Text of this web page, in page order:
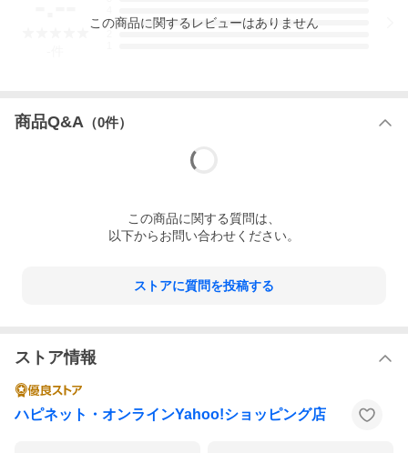
3
この商品に関するレビューはありません
商品Q&A （0件）
この商品に関する質問は、
以下からお問い合わせください。
ストアに質問を投稿する
ストア情報
ハピネット・オンラインYahoo!ショッピング店